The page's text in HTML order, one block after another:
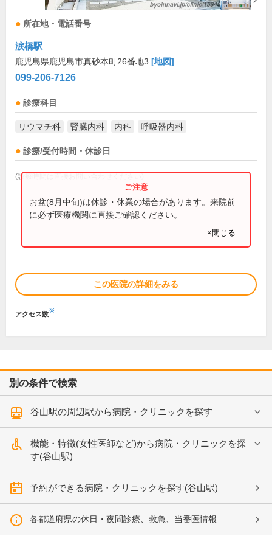
所在地・電話番号
涙橋駅
鹿児島県鹿児島市真砂本町26番地3 [地図]
099-206-7126
診療科目
リウマチ科 腎臓内科 内科 呼吸器内科
診療/受付時間・休診日
(診療時間は直接お問い合わせください)
お盆(8月中旬)は休診・休業の場合があります。来院前
に必ず医療機関に直接ご確認ください。
×閉じる
この医院の詳細をみる
アクセス数※
別の条件で検索
谷山駅の周辺駅から病院・クリニックを探す
機能・特徴(女性医師など)から病院・クリニックを探
す(谷山駅)
予約ができる病院・クリニックを探す(谷山駅)
各都道府県の休日・夜間診療、救急、当番医情報